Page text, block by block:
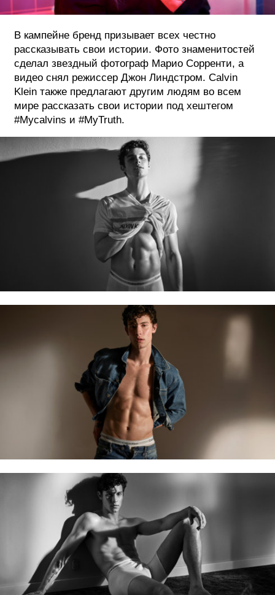
В кампейне бренд призывает всех честно
рассказывать свои истории. Фото знаменитостей
сделал звездный фотограф Марио Сорренти, а
видео снял режиссер Джон Линдстром. Calvin
Klein также предлагают другим людям во всем
мире рассказать свои истории под хештегом
#Mycalvins и #MyTruth.